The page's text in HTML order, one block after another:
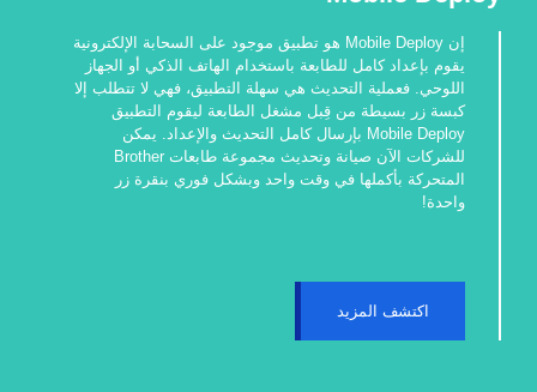
إن Mobile Deploy هو تطبيق موجود على السحابة الإلكترونية
يقوم بإعداد كامل للطابعة باستخدام الهاتف الذكي أو الجهاز
اللوحي. فعملية التحديث هي سهلة التطبيق، فهي لا تتطلب إلا
كبسة زر بسيطة من قِبل مشغل الطابعة ليقوم التطبيق
Mobile Deploy بإرسال كامل التحديث والإعداد. يمكن
للشركات الآن صيانة وتحديث مجموعة طابعات Brother
المتحركة بأكملها في وقت واحد وبشكل فوري بنقرة زر
واحدة!
اكتشف المزيد